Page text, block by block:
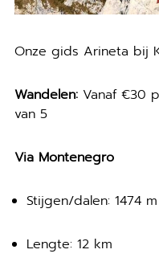
Onze gids Arineta bij
Wandelen:Vanaf €30
van 5
Via Montenegro
Stijgen/dalen: 1474 m
Lengte: 12 km